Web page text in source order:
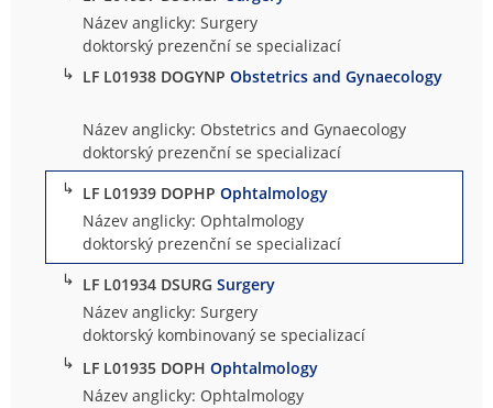
Název anglicky: Surgery
doktorský prezenční se specializací
↳ LF L01938 DOGYNPObstetrics and Gynaecology
Název anglicky: Obstetrics and Gynaecology
doktorský prezenční se specializací
↳ LF L01939 DOPHPOphtalmology
Název anglicky: Ophtalmology
doktorský prezenční se specializací
↳ LF L01934 DSURGSurgery
Název anglicky: Surgery
doktorský kombinovaný se specializací
↳ LF L01935 DOPHOphtalmology
Název anglicky: Ophtalmology